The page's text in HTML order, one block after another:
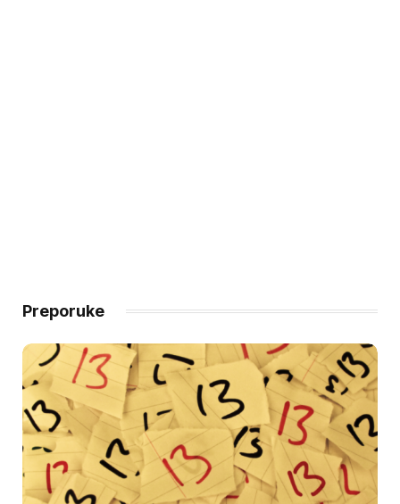
Preporuke